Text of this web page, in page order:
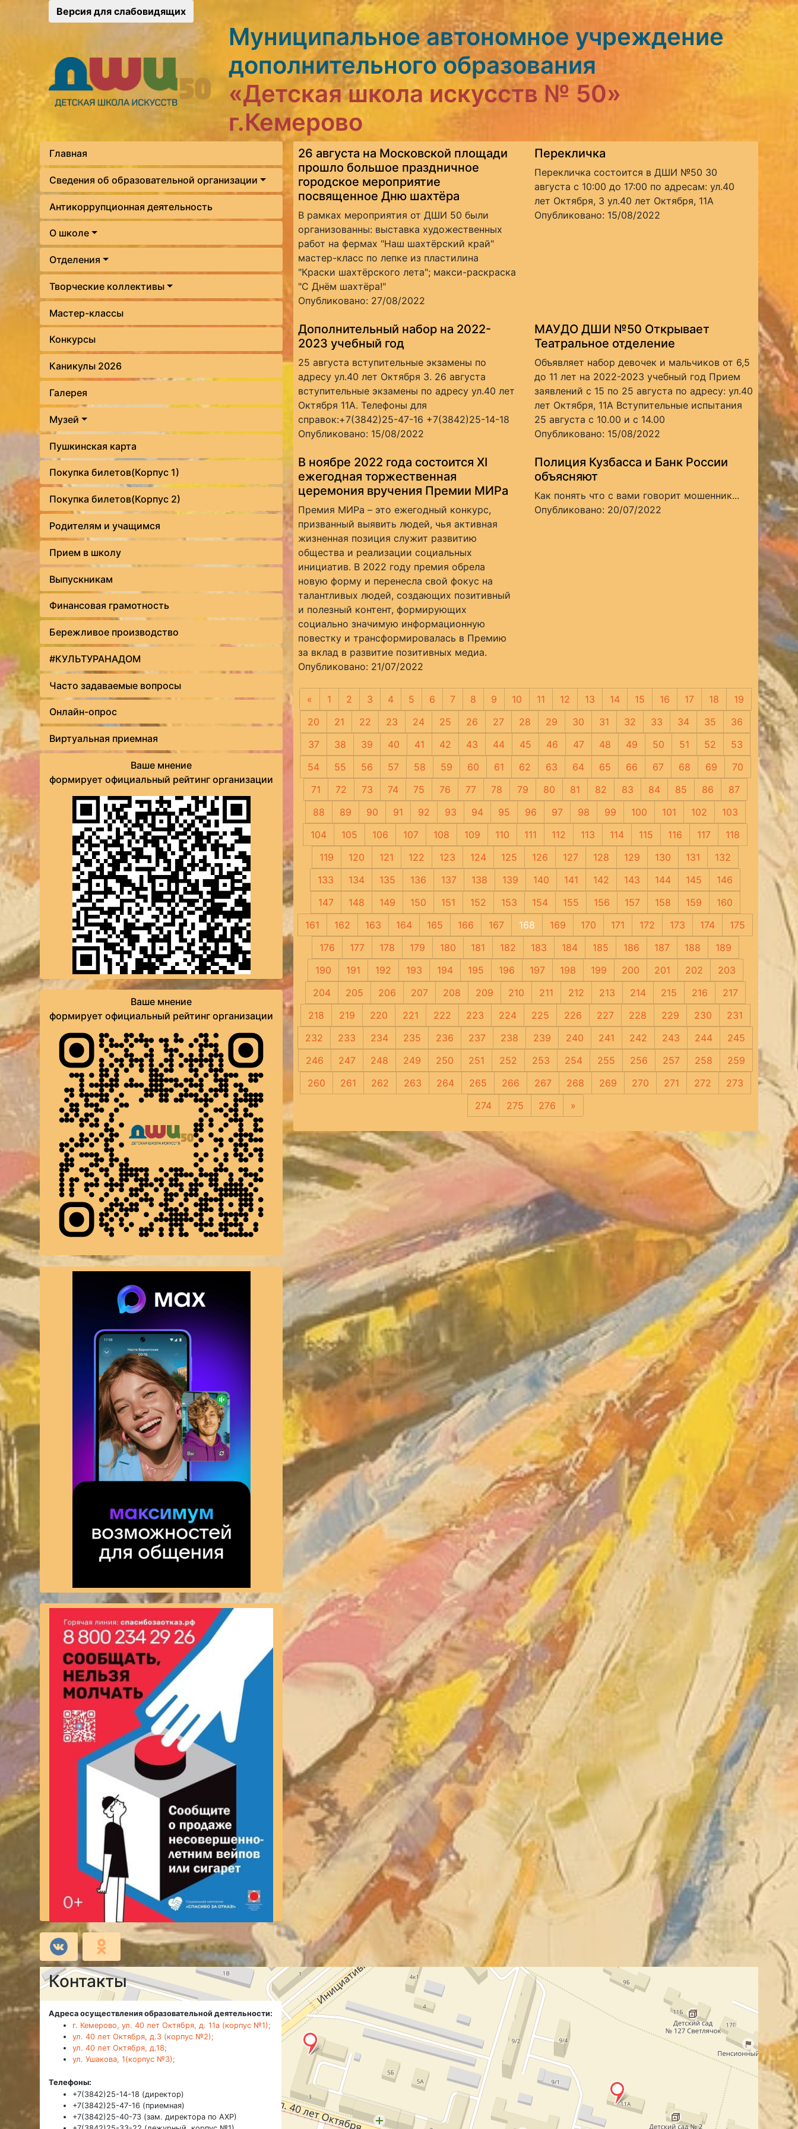
Версия для слабовидящих
Муниципальное автономное учреждение
дополнительного образования
«Детская школа искусств № 50»
г.Кемерово
Главная
Сведения об образовательной организации
Антикоррупционная деятельность
О школе
Отделения
Творческие коллективы
Мастер-классы
Конкурсы
Каникулы 2026
Галерея
Музей
Пушкинская карта
Покупка билетов(Корпус 1)
Покупка билетов(Корпус 2)
Родителям и учащимся
Прием в школу
Выпускникам
Финансовая грамотность
Бережливое производство
#КУЛЬТУРАНАДОМ
Часто задаваемые вопросы
Онлайн-опрос
Виртуальная приемная
Ваше мнение
формирует официальный рейтинг организации
Ваше мнение
формирует официальный рейтинг организации
26 августа на Московской площади
прошло большое праздничное
городское мероприятие
посвященное Дню шахтёра
В рамках мероприятия от ДШИ 50 были
организованны: выставка художественных
работ на фермах "Наш шахтёрский край"
мастер-класс по лепке из пластилина
"Краски шахтёрского лета"; макси-раскраска
"С Днём шахтёра!"
Опубликовано: 27/08/2022
Перекличка
Перекличка состоится в ДШИ №50 30
августа с 10:00 до 17:00 по адресам: ул.40
лет Октября, 3 ул.40 лет Октября, 11А
Опубликовано: 15/08/2022
Дополнительный набор на 2022-
2023 учебный год
25 августа вступительные экзамены по
адресу ул.40 лет Октября 3. 26 августа
вступительные экзамены по адресу ул.40 лет
Октября 11А. Телефоны для
справок:+7(3842)25-47-16 +7(3842)25-14-18
Опубликовано: 15/08/2022
МАУДО ДШИ №50 Открывает
Театральное отделение
Объявляет набор девочек и мальчиков от 6,5
до 11 лет на 2022-2023 учебный год Прием
заявлений с 15 по 25 августа по адресу: ул.40
лет Октября, 11А Вступительные испытания
25 августа с 10.00 и с 14.00
Опубликовано: 15/08/2022
В ноябре 2022 года состоится XI
ежегодная торжественная
церемония вручения Премии МИРа
Премия МИРа – это ежегодный конкурс,
призванный выявить людей, чья активная
жизненная позиция служит развитию
общества и реализации социальных
инициатив. В 2022 году премия обрела
новую форму и перенесла свой фокус на
талантливых людей, создающих позитивный
и полезный контент, формирующих
социально значимую информационную
повестку и трансформировалась в Премию
за вклад в развитие позитивных медиа.
Опубликовано: 21/07/2022
Полиция Кузбасса и Банк России
объясняют
Как понять что с вами говорит мошенник...
Опубликовано: 20/07/2022
« Предыдущая
1 2 3 4 5 6 7 8 9 10 11 12 13 14 15 16 17 18
19
20
21 22 23 24 25 26 27 28 29 30 31 32 33 34 35
36
37
38 39 40 41 42 43 44 45 46 47 48 49 50 51 52
53
54
55 56 57 58 59 60 61 62 63 64 65 66 67 68 69
70
71
72 73 74 75 76 77 78 79 80 81 82 83 84 85 86
87
88
89 90 91 92 93 94 95 96 97 98 99 100 101 102
103
104
105 106 107 108 109 110 111 112 113 114 115 116 117
118
119
120 121 122 123 124 125 126 127 128 129 130 131
132
133
134 135 136 137 138 139 140 141 142 143 144 145
146
147
148 149 150 151 152 153 154 155 156 157 158 159
160
161
162 163 164 165 166 167 168 169 170 171 172 173 174
175
176
177 178 179 180 181 182 183 184 185 186 187 188
189
190
191 192 193 194 195 196 197 198 199 200 201 202
203
204
205 206 207 208 209 210 211 212 213 214 215 216
217
218
219 220 221 222 223 224 225 226 227 228 229 230
231
232
233 234 235 236 237 238 239 240 241 242 243 244
245
246
247 248 249 250 251 252 253 254 255 256 257 258
259
260
261 262 263 264 265 266 267 268 269 270 271 272
273
274
275 276 »
Контакты
Адреса осуществления образовательной деятельности:
г. Кемерово, ул. 40 лет Октября, д. 11а (корпус №1);
ул. 40 лет Октября, д.3 (корпус №2);
ул. 40 лет Октября, д.18;
ул. Ушакова, 1(корпус №3);
Телефоны:
+7(3842)25-14-18 (директор)
+7(3842)25-47-16 (приемная)
+7(3842)25-40-73 (зам. директора по АХР)